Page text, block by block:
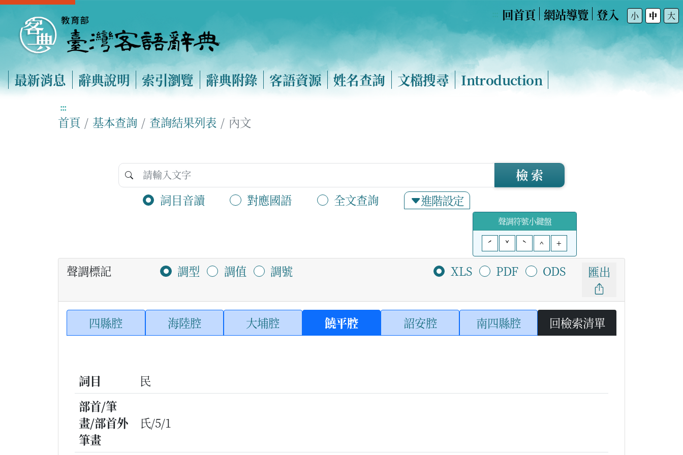
回首頁 網站導覽 登入 小 中 大
最新消息 辭典說明 索引瀏覽 辭典附錄 客語資源 姓名查詢 文檔搜尋 Introduction
:::
首頁 基本查詢 查詢結果列表 內文
詞目音讀 對應國語 全文查詢 進階設定
檢 索
聲調符號小鍵盤
ˊ
ˇ ˋ ^ +
聲調標記 調型 調值 調號 XLS PDF ODS 匯出
四縣腔 海陸腔 大埔腔 饒平腔 詔安腔 南四縣腔 回檢索清單
詞目
民
部首/筆
畫/部首外
筆畫
氏/5/1